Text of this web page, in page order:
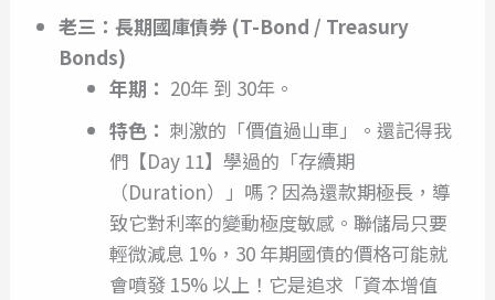
老三：長期國庫債券 (T-Bond / Treasury
Bonds)
年期： 20年 到 30年。
特色： 刺激的「價值過山車」。還記得我
們【Day 11】學過的「存續期
（Duration）」嗎？因為還款期極長，導
致它對利率的變動極度敏感。聯儲局只要
輕微減息 1%，30 年期國債的價格可能就
會噴發 15% 以上！它是追求「資本增值